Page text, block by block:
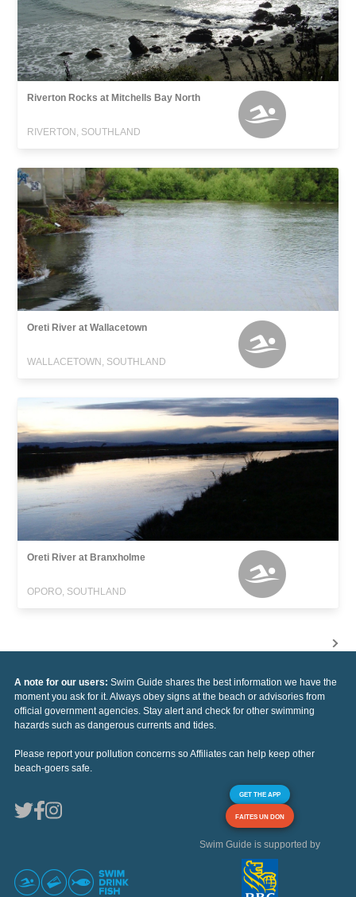
Riverton Rocks at Mitchells Bay North
RIVERTON, SOUTHLAND
Oreti River at Wallacetown
WALLACETOWN, SOUTHLAND
Oreti River at Branxholme
OPORO, SOUTHLAND
A note for our users: Swim Guide shares the best information we have the
moment you ask for it. Always obey signs at the beach or advisories from
official government agencies. Stay alert and check for other swimming
hazards such as dangerous currents and tides.
Please report your pollution concerns so Affiliates can help keep other
beach-goers safe.
GET THE APP
FAITES UN DON
Swim Guide is supported by